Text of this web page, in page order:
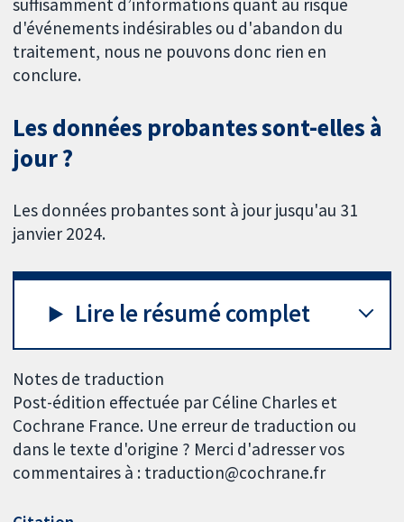
suffisamment d’informations quant au risque
d'événements indésirables ou d'abandon du
traitement, nous ne pouvons donc rien en
conclure.
Les données probantes sont-elles à
jour ?
Les données probantes sont à jour jusqu'au 31
janvier 2024.
Lire le résumé complet
Notes de traduction
Post-édition effectuée par Céline Charles et
Cochrane France. Une erreur de traduction ou
dans le texte d'origine ? Merci d'adresser vos
commentaires à : traduction@cochrane.fr